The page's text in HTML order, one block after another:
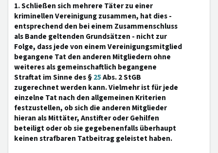
1. Schließen sich mehrere Täter zu einer
kriminellen Vereinigung zusammen, hat dies -
entsprechend den bei einem Zusammenschluss
als Bande geltenden Grundsätzen - nicht zur
Folge, dass jede von einem Vereinigungsmitglied
begangene Tat den anderen Mitgliedern ohne
weiteres als gemeinschaftlich begangene
Straftat im Sinne des §25Abs. 2 StGB
zugerechnet werden kann. Vielmehr ist für jede
einzelne Tat nach den allgemeinen Kriterien
festzustellen, ob sich die anderen Mitglieder
hieran als Mittäter, Anstifter oder Gehilfen
beteiligt oder ob sie gegebenenfalls überhaupt
keinen strafbaren Tatbeitrag geleistet haben.